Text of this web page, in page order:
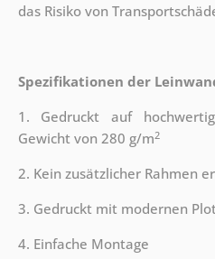
das Risiko von
Spezifikationen der
1. Gedruckt auf
Gewicht von 280 g/m2
2. Kein zusätzlicher Rahmen
3. Gedruckt mit modernen
4. Einfache Montage